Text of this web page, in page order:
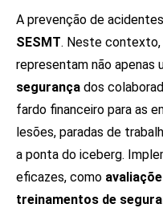
A prevenção de
SESMT. Neste
representam não apenas
segurança dos
fardo financeiro para as
lesões, paradas de
a ponta do iceberg.
eficazes, como
treinamentos de